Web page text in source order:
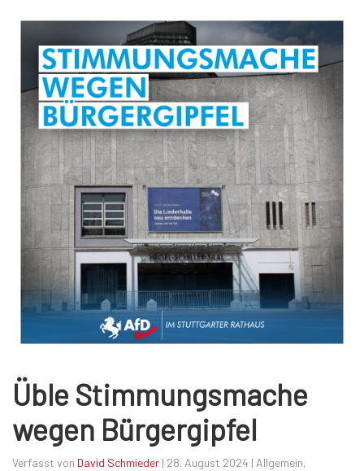
Üble Stimmungsmache
wegen Bürgergipfel
Verfasst von David Schmieder | 28. August 2024 | Allgemein,